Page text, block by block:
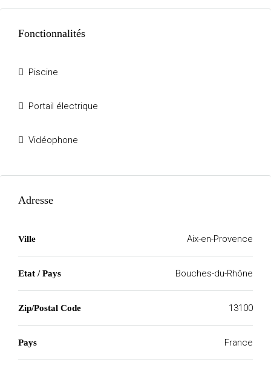
Fonctionnalités
Piscine
Portail électrique
Vidéophone
Adresse
Ville Aix-en-Provence
Etat / Pays Bouches-du-Rhône
Zip/Postal Code 13100
Pays France